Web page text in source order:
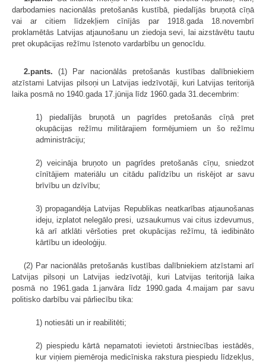
darbodamies nacionālās pretošanās kustībā, piedalījās bruņotā cīņā
vai ar citiem līdzekļiem cīnījās par 1918.gada 18.novembrī
proklamētās Latvijas atjaunošanu un ziedoja sevi, lai aizstāvētu tautu
pret okupācijas režīmu īstenoto vardarbību un genocīdu.
2.pants. (1) Par nacionālās pretošanās kustības dalībniekiem
atzīstami Latvijas pilsoņi un Latvijas iedzīvotāji, kuri Latvijas teritorijā
laika posmā no 1940.gada 17.jūnija līdz 1960.gada 31.decembrim:
1) piedalījās bruņotā un pagrīdes pretošanās cīņā pret
okupācijas režīmu militārajiem formējumiem un šo režīmu
administrāciju;
2) veicināja bruņoto un pagrīdes pretošanās cīņu, sniedzot
cīnītājiem materiālu un citādu palīdzību un riskējot ar savu
brīvību un dzīvību;
3) propagandēja Latvijas Republikas neatkarības atjaunošanas
ideju, izplatot nelegālo presi, uzsaukumus vai citus izdevumus,
kā arī atklāti vēršoties pret okupācijas režīmu, tā iedibināto
kārtību un ideoloģiju.
(2) Par nacionālās pretošanās kustības dalībniekiem atzīstami arī
Latvijas pilsoņi un Latvijas iedzīvotāji, kuri Latvijas teritorijā laika
posmā no 1961.gada 1.janvāra līdz 1990.gada 4.maijam par savu
politisko darbību vai pārliecību tika:
1) notiesāti un ir reabilitēti;
2) piespiedu kārtā nepamatoti ievietoti ārstniecības iestādēs,
kur viņiem piemēroja medicīniska rakstura piespiedu līdzekļus,